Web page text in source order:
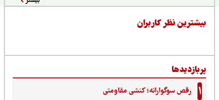
نظر کاربران
رقص سوگوارانه؛ کنشی مقاومتی